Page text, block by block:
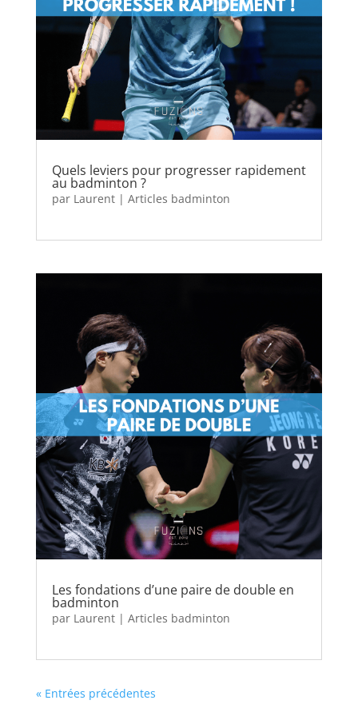
Quels leviers pour progresser rapidement
au badminton ?
par Laurent| Articles badminton
Les fondations d’une paire de double en
badminton
par Laurent| Articles badminton
« Entrées précédentes